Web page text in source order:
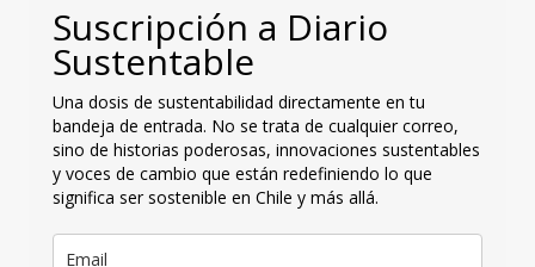
Suscripción a Diario
Sustentable
Una dosis de sustentabilidad directamente en tu
bandeja de entrada. No se trata de cualquier correo,
sino de historias poderosas, innovaciones sustentables
y voces de cambio que están redefiniendo lo que
significa ser sostenible en Chile y más allá.